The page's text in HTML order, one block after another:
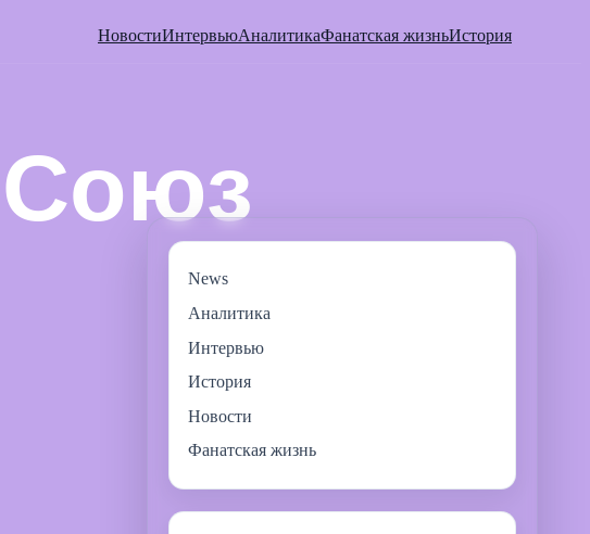
НовостиИнтервьюАналитикаФанатская жизньИстория
News
Аналитика
Интервью
История
Новости
Фанатская жизнь